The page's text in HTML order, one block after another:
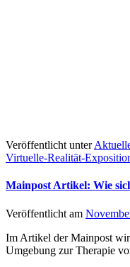
Veröffentlicht unter
Virtuelle-Realität-
Mainpost Artikel: Wie
Veröffentlicht am
Im Artikel der Mainpost
Umgebung zur Therapie